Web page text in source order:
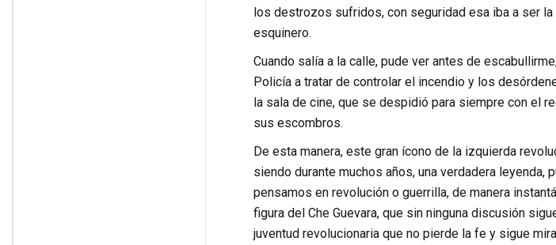
los destrozos sufridos, con seguridad esa iba a ser
esquinero.
Cuando salía a la calle, pude ver antes de
Policía a tratar de controlar el incendio y los
la sala de cine, que se despidió para siempre con el
sus escombros.
De esta manera, este gran ícono de la izquierda
siendo durante muchos años, una verdadera leyenda,
pensamos en revolución o guerrilla, de manera
figura del Che Guevara, que sin ninguna discusión
juventud revolucionaria que no pierde la fe y sigue